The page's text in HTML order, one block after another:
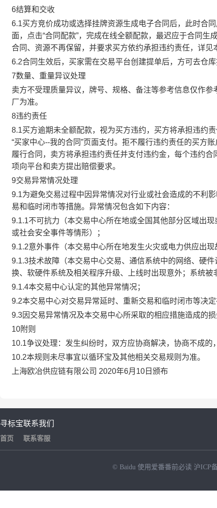
6结算和交收
6.1买方竞价成功或选择挂牌资源生成电子合同后，此时合
面，点击“合同配款”，完成在线全额配款，最迟应于合同
合同、资源不再保留，并要求买方依约承担违约责任，详见
6.2合同生效后，买家需在交易平台创建提单后，方可去仓
7数量、重量异议处理
卖方不受理质量异议，牌号、规格、备注等参考信息仅作
厂为准。
8违约责任
8.1买方逾期未全额配款，视为买方违约，买方将承担违约
“买家中心--我的合同”页面支付。拒不履行违约责任的买方
履行合同，卖方将承担违约责任并支付违约金，每个违约
项向平台和卖方提出赔偿要求。
9交易异常情况处理
9.1为避免交易过程中因异常情况对行业或社会造成的不利
易和临时闭市等措施。异常情况包含如下内容：
9.1.1不可抗力（本交易中心所在地或全国其他部分区域出
或社会安全事件等情形）；
9.1.2意外事件（本交易中心所在地发生火灾或电力供应出
9.1.3技术故障（本交易中心交易、通信系统中的网络、硬
换、软硬件系统及相关程序升级、上线时出现意外；系统
9.1.4本交易中心认定的其他异常情况；
9.2本交易中心对交易异常延时、重新交易和临时闭市等决
9.3因交易异常情况及本交易中心所采取的相应措施造成的
10附则
10.1争议处理：发生纠纷时，双方应协商解决，协商不成
10.2本规则未尽事宜以循环宝及其他相关交易规则为准。
上海欧冶供应链有限公司 2020年6月10日颁布
寻标宝
首页
联系我们
联系客服
© Baidu 使用爱番番前必读 沪ICP